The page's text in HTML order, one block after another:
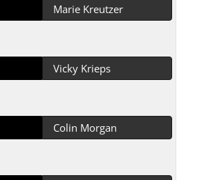
Marie Kreutzer
Vicky Krieps
Colin Morgan